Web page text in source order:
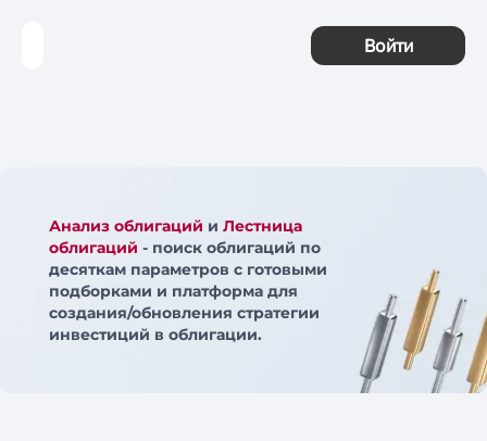
Войти
Анализ облигаций и Лестница
облигаций - поиск облигаций по
десяткам параметров с готовыми
подборками и платформа для
создания/обновления стратегии
инвестиций в облигации.